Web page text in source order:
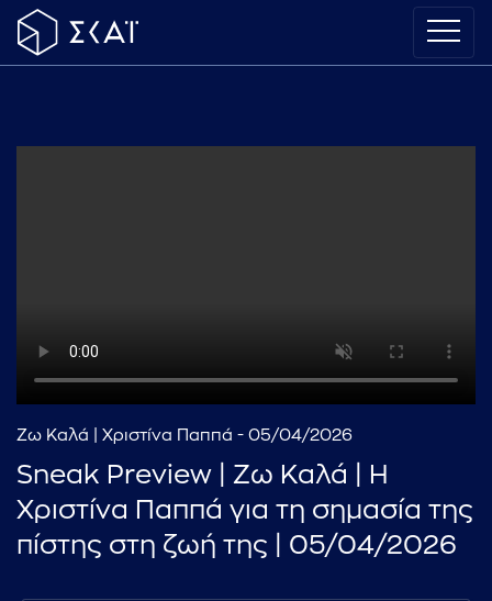
Ζω Καλά | Χριστίνα Παππά - 05/04/2026
Sneak Preview | Ζω Καλά | Η
Χριστίνα Παππά για τη σημασία της
πίστης στη ζωή της | 05/04/2026